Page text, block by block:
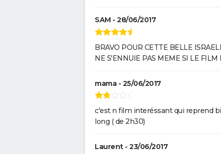
SAM - 28/06/2017
BRAVO POUR CETTE BELLE
NE S'ENNUIE PAS MEME SI LE FILM
mama - 25/06/2017
c'est n film interéssant qui reprend
long ( de 2h30)
Laurent - 23/06/2017